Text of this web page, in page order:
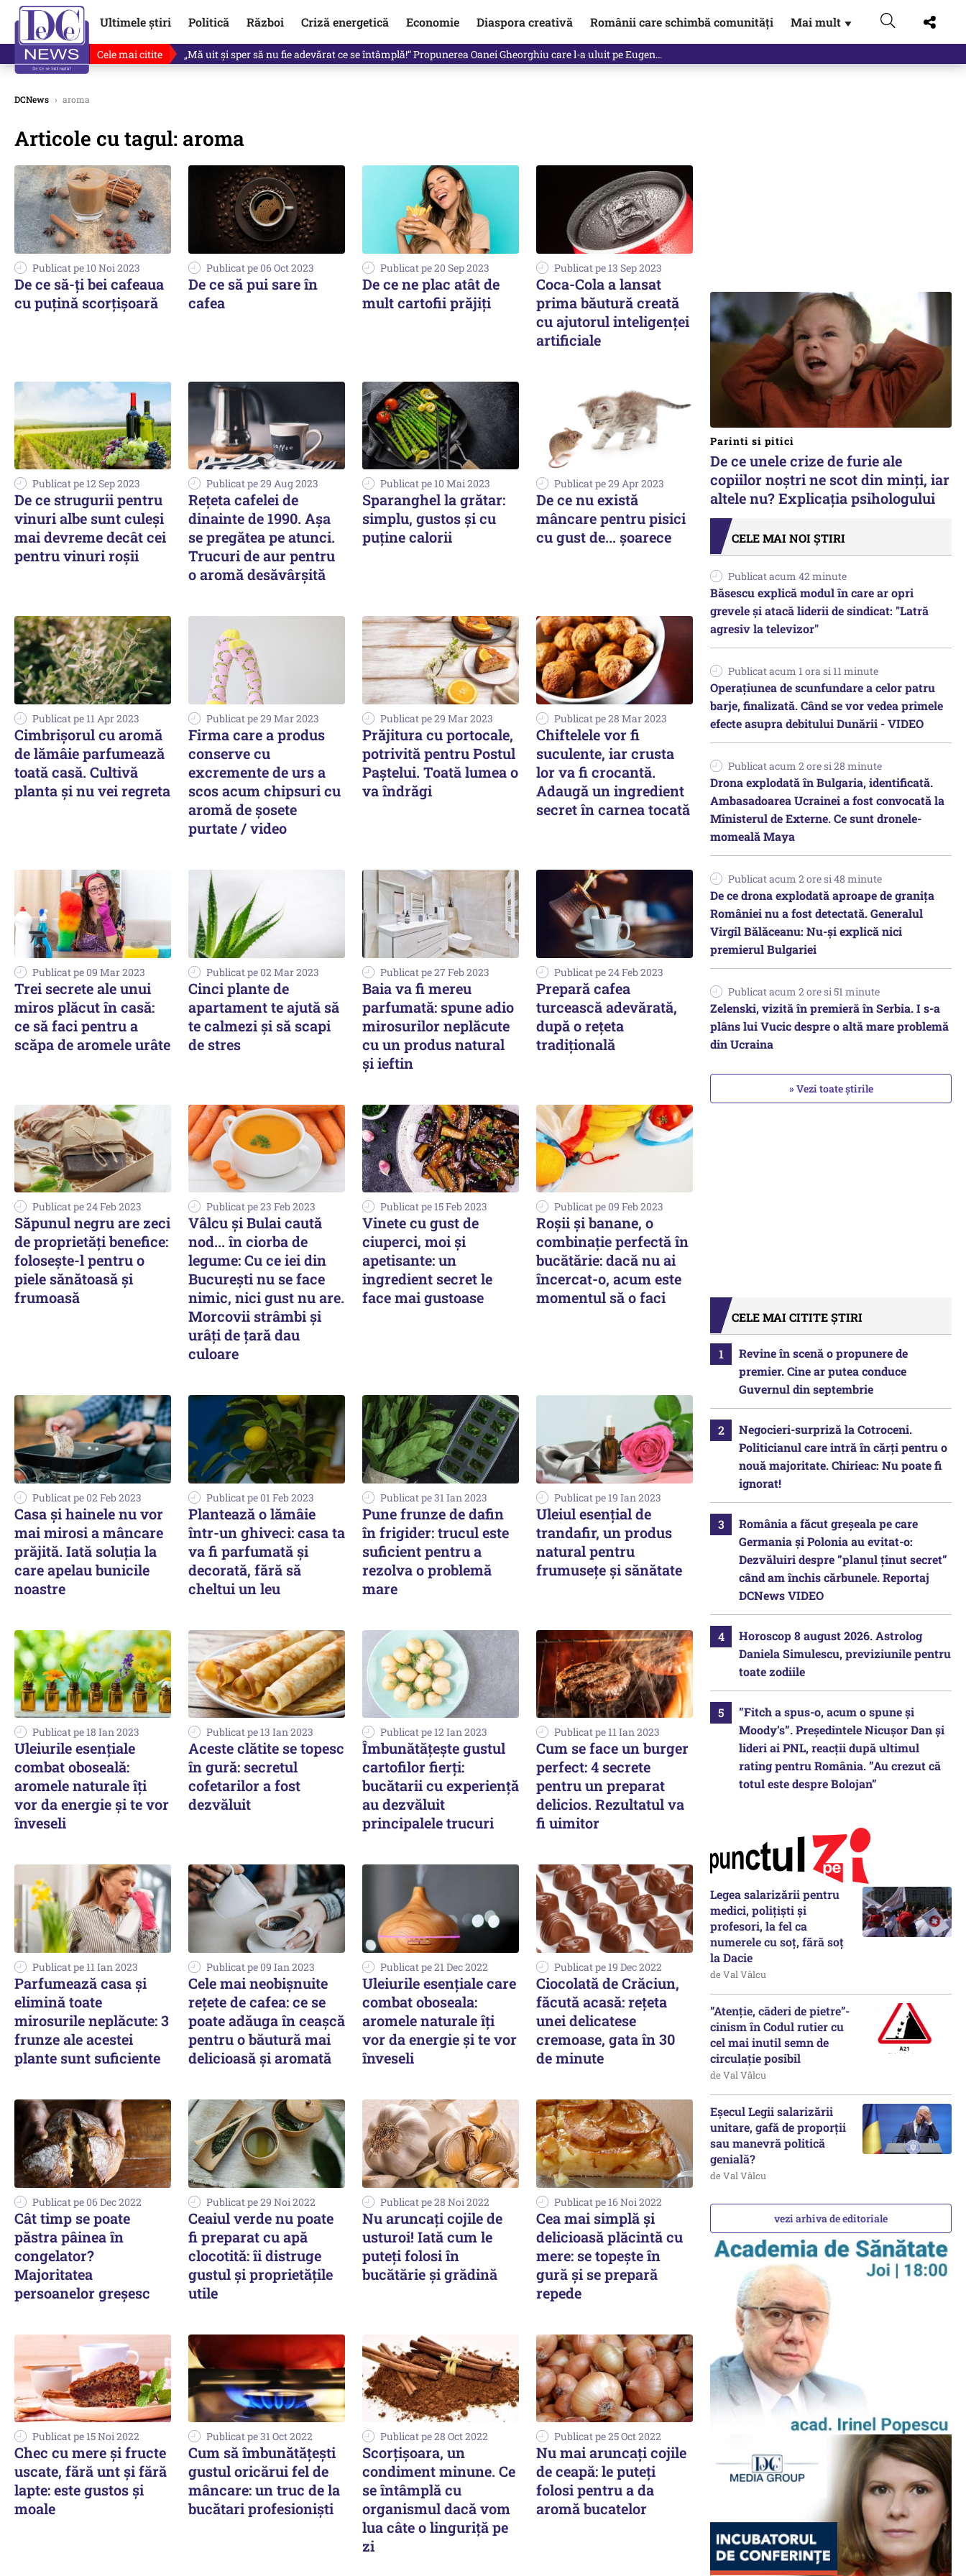
Ultimele știri Politică Război Criză energetică Economie Diaspora creativă Românii care schimbă comunități Mai mult ▼
Cele mai citite Revine în scenă o propunere de premier. Cine ar putea conduce Guvernul din septembrie
DCNews › aroma
Articole cu tagul: aroma
Publicat pe 10 Noi 2023
De ce să-ți bei cafeaua
cu puțină scorțișoară
Publicat pe 06 Oct 2023
De ce să pui sare în
cafea
Publicat pe 20 Sep 2023
De ce ne plac atât de
mult cartofii prăjiți
Publicat pe 13 Sep 2023
Coca-Cola a lansat
prima băutură creată
cu ajutorul inteligenței
artificiale
Publicat pe 12 Sep 2023
De ce strugurii pentru
vinuri albe sunt culeși
mai devreme decât cei
pentru vinuri roșii
Publicat pe 29 Aug 2023
Rețeta cafelei de
dinainte de 1990. Așa
se pregătea pe atunci.
Trucuri de aur pentru
o aromă desăvârșită
Publicat pe 10 Mai 2023
Sparanghel la grătar:
simplu, gustos și cu
puține calorii
Publicat pe 29 Apr 2023
De ce nu există
mâncare pentru pisici
cu gust de... șoarece
Publicat pe 11 Apr 2023
Cimbrişorul cu aromă
de lămâie parfumează
toată casă. Cultivă
planta și nu vei regreta
Publicat pe 29 Mar 2023
Firma care a produs
conserve cu
excremente de urs a
scos acum chipsuri cu
aromă de șosete
purtate / video
Publicat pe 29 Mar 2023
Prăjitura cu portocale,
potrivită pentru Postul
Paștelui. Toată lumea o
va îndrăgi
Publicat pe 28 Mar 2023
Chiftelele vor fi
suculente, iar crusta
lor va fi crocantă.
Adaugă un ingredient
secret în carnea tocată
Publicat pe 09 Mar 2023
Trei secrete ale unui
miros plăcut în casă:
ce să faci pentru a
scăpa de aromele urâte
Publicat pe 02 Mar 2023
Cinci plante de
apartament te ajută să
te calmezi și să scapi
de stres
Publicat pe 27 Feb 2023
Baia va fi mereu
parfumată: spune adio
mirosurilor neplăcute
cu un produs natural
și ieftin
Publicat pe 24 Feb 2023
Prepară cafea
turcească adevărată,
după o rețeta
tradițională
Publicat pe 24 Feb 2023
Săpunul negru are zeci
de proprietăți benefice:
folosește-l pentru o
piele sănătoasă și
frumoasă
Publicat pe 23 Feb 2023
Vâlcu şi Bulai caută
nod... în ciorba de
legume: Cu ce iei din
București nu se face
nimic, nici gust nu are.
Morcovii strâmbi și
urâți de țară dau
culoare
Publicat pe 15 Feb 2023
Vinete cu gust de
ciuperci, moi și
apetisante: un
ingredient secret le
face mai gustoase
Publicat pe 09 Feb 2023
Roșii și banane, o
combinație perfectă în
bucătărie: dacă nu ai
încercat-o, acum este
momentul să o faci
Publicat pe 02 Feb 2023
Casa și hainele nu vor
mai mirosi a mâncare
prăjită. Iată soluția la
care apelau bunicile
noastre
Publicat pe 01 Feb 2023
Plantează o lămâie
într-un ghiveci: casa ta
va fi parfumată și
decorată, fără să
cheltui un leu
Publicat pe 31 Ian 2023
Pune frunze de dafin
în frigider: trucul este
suficient pentru a
rezolva o problemă
mare
Publicat pe 19 Ian 2023
Uleiul esențial de
trandafir, un produs
natural pentru
frumusețe și sănătate
Publicat pe 18 Ian 2023
Uleiurile esențiale
combat oboseală:
aromele naturale îți
vor da energie și te vor
înveseli
Publicat pe 13 Ian 2023
Aceste clătite se topesc
în gură: secretul
cofetarilor a fost
dezvăluit
Publicat pe 12 Ian 2023
Îmbunătățește gustul
cartofilor fierți:
bucătarii cu experiență
au dezvăluit
principalele trucuri
Publicat pe 11 Ian 2023
Cum se face un burger
perfect: 4 secrete
pentru un preparat
delicios. Rezultatul va
fi uimitor
Publicat pe 11 Ian 2023
Parfumează casa și
elimină toate
mirosurile neplăcute: 3
frunze ale acestei
plante sunt suficiente
Publicat pe 09 Ian 2023
Cele mai neobișnuite
rețete de cafea: ce se
poate adăuga în ceașcă
pentru o băutură mai
delicioasă și aromată
Publicat pe 21 Dec 2022
Uleiurile esențiale care
combat oboseala:
aromele naturale îți
vor da energie și te vor
înveseli
Publicat pe 19 Dec 2022
Ciocolată de Crăciun,
făcută acasă: rețeta
unei delicatese
cremoase, gata în 30
de minute
Publicat pe 06 Dec 2022
Cât timp se poate
păstra pâinea în
congelator?
Majoritatea
persoanelor greșesc
Publicat pe 29 Noi 2022
Ceaiul verde nu poate
fi preparat cu apă
clocotită: îi distruge
gustul și proprietățile
utile
Publicat pe 28 Noi 2022
Nu aruncați cojile de
usturoi! Iată cum le
puteți folosi în
bucătărie și grădină
Publicat pe 16 Noi 2022
Cea mai simplă și
delicioasă plăcintă cu
mere: se topește în
gură și se prepară
repede
Publicat pe 15 Noi 2022
Chec cu mere și fructe
uscate, fără unt și fără
lapte: este gustos și
moale
Publicat pe 31 Oct 2022
Cum să îmbunătățești
gustul oricărui fel de
mâncare: un truc de la
bucătari profesioniști
Publicat pe 28 Oct 2022
Scorțișoara, un
condiment minune. Ce
se întâmplă cu
organismul dacă vom
lua câte o linguriță pe
zi
Publicat pe 25 Oct 2022
Nu mai aruncați cojile
de ceapă: le puteți
folosi pentru a da
aromă bucatelor
Parinti si pitici
De ce unele crize de furie ale
copiilor noștri ne scot din minți, iar
altele nu? Explicația psihologului
CELE MAI NOI ȘTIRI
Publicat acum 42 minute
Băsescu explică modul în care ar opri
grevele și atacă liderii de sindicat: "Latră
agresiv la televizor"
Publicat acum 1 ora si 11 minute
Operațiunea de scunfundare a celor patru
barje, finalizată. Când se vor vedea primele
efecte asupra debitului Dunării - VIDEO
Publicat acum 2 ore si 28 minute
Drona explodată în Bulgaria, identificată.
Ambasadoarea Ucrainei a fost convocată la
Ministerul de Externe. Ce sunt dronele-
momeală Maya
Publicat acum 2 ore si 48 minute
De ce drona explodată aproape de granița
României nu a fost detectată. Generalul
Virgil Bălăceanu: Nu-și explică nici
premierul Bulgariei
Publicat acum 2 ore si 51 minute
Zelenski, vizită în premieră în Serbia. I s-a
plâns lui Vucic despre o altă mare problemă
din Ucraina
» Vezi toate știrile
CELE MAI CITITE ȘTIRI
Revine în scenă o propunere de
premier. Cine ar putea conduce
Guvernul din septembrie
Negocieri-surpriză la Cotroceni.
Politicianul care intră în cărți pentru o
nouă majoritate. Chirieac: Nu poate fi
ignorat!
România a făcut greșeala pe care
Germania și Polonia au evitat-o:
Dezvăluiri despre ”planul ținut secret”
când am închis cărbunele. Reportaj
DCNews VIDEO
Horoscop 8 august 2026. Astrolog
Daniela Simulescu, previziunile pentru
toate zodiile
”Fitch a spus-o, acum o spune și
Moody’s”. Președintele Nicușor Dan și
lideri ai PNL, reacții după ultimul
rating pentru România. ”Au crezut că
totul este despre Bolojan”
Legea salarizării pentru
medici, polițiști și
profesori, la fel ca
numerele cu soț, fără soț
la Dacie
de Val Vâlcu
”Atenție, căderi de pietre”-
cinism în Codul rutier cu
cel mai inutil semn de
circulație posibil
de Val Vâlcu
Eșecul Legii salarizării
unitare, gafă de proporții
sau manevră politică
genială?
de Val Vâlcu
vezi arhiva de editoriale